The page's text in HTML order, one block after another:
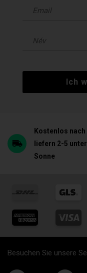
Ich
Kostenlos nach
liefern 2-5
Sonne
Besuchen Sie unsere